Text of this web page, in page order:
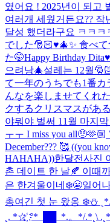
였어요 ! 2025년이 되고
여러개 세웠거든요??
달성 했더라구요 ㅋㅋㅋ
でした🎅🏻♥️🎄✨ 食べ
た🤭Happy Birthday Dita♥️
으려낭🎄설레는 12월
て一年のうちでも1番
んなを楽しませてくれ
クするクリスマスがあ
야뭐야 벌써 11월 마지
ㅜㅜ I miss you all🥺🫶🏼
December??? 🥰 ((you
HAHAHA))한달전사진
촌 데이트 한 날🍂 이때
은 한겨울이네❄️😬일어
총여긴 첫 눈 왔옹 ❄️⛄️
˛. *☆҉ °*_██_*.。*/.*˛\